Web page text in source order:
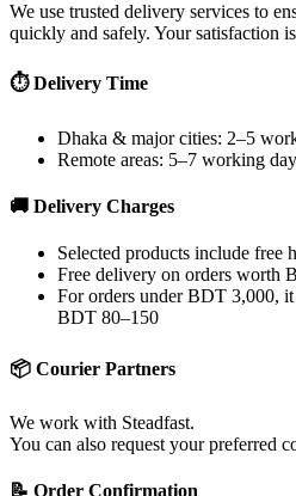
We use trusted delivery services to
quickly and safely. Your satisfaction
⏱ Delivery Time
Dhaka & major cities: 2–5
Remote areas: 5–7 working
🚚 Delivery Charges
Selected products include free
Free delivery on orders worth
For orders under BDT 3,000,
BDT 80–150
📦 Courier Partners
We work with Steadfast.
You can also request your preferred
📝 Order Confirmation